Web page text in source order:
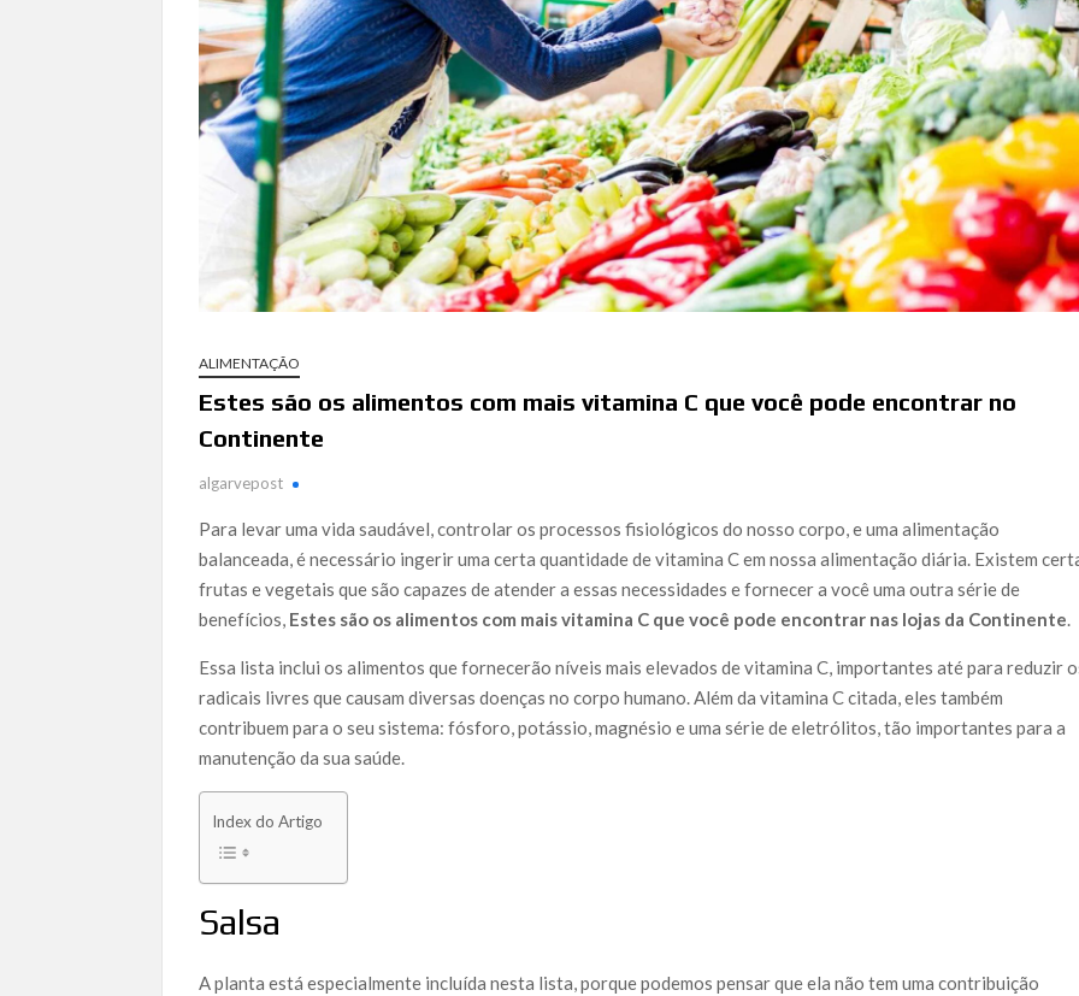
ALIMENTAÇÃO
Estes são os alimentos com mais vitamina C que você pode encontrar no
Continente
algarvepost
Para levar uma vida saudável, controlar os processos fisiológicos do nosso corpo, e uma alimentação
balanceada, é necessário ingerir uma certa quantidade de vitamina C em nossa alimentação diária. Existem
frutas e vegetais que são capazes de atender a essas necessidades e fornecer a você uma outra série de
benefícios, Estes são os alimentos com mais vitamina C que você pode encontrar nas lojas da Continente.
Essa lista inclui os alimentos que fornecerão níveis mais elevados de vitamina C, importantes até para reduzir
radicais livres que causam diversas doenças no corpo humano. Além da vitamina C citada, eles também
contribuem para o seu sistema: fósforo, potássio, magnésio e uma série de eletrólitos, tão importantes para a
manutenção da sua saúde.
Index do Artigo
Salsa
A planta está especialmente incluída nesta lista, porque podemos pensar que ela não tem uma contribuição